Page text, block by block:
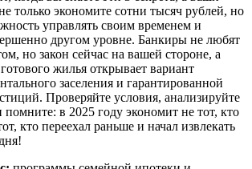
только экономите сотни тысяч рублей, но
управлять своим временем и
другом уровне. Банкиры не любят
но закон сейчас на вашей стороне, а
жилья открывает вариант
заселения и гарантированной
Проверяйте условия, анализируйте
в 2025 году экономит не тот, кто
кто переехал раньше и начал извлекать